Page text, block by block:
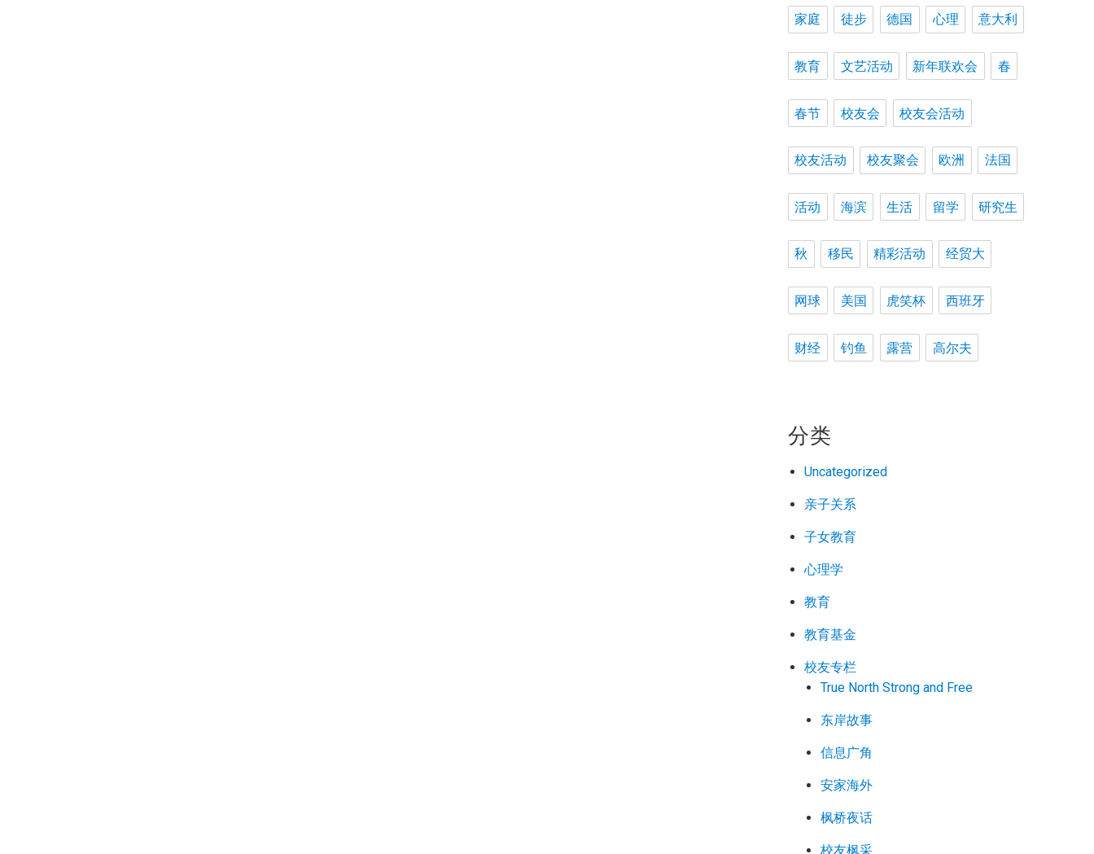
家庭 徒步 德国 心理 意大利
教育 文艺活动 新年联欢会 春
春节 校友会 校友会活动
校友活动 校友聚会 欧洲 法国
活动 海滨 生活 留学 研究生
秋 移民 精彩活动 经贸大
网球 美国 虎笑杯 西班牙
财经 钓鱼 露营 高尔夫
分类
Uncategorized
亲子关系
子女教育
心理学
教育
教育基金
校友专栏
True North Strong and Free
东岸故事
信息广角
安家海外
枫桥夜话
校友枫采